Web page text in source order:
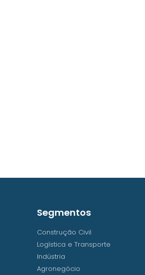
Segmentos
Construção Civil
Logística e Transporte
Indústria
Agronegócio